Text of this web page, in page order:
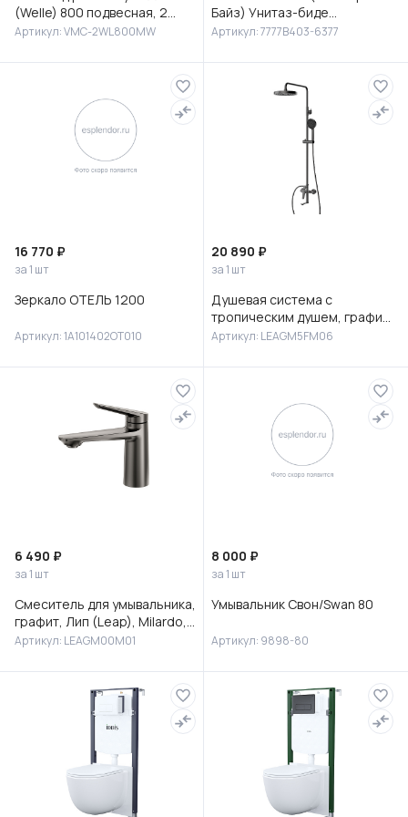
(Welle) 800 подвесная, 2
выкатных ящика микролифт,
Артикул: VMC-2WL800MW
Байз) Унитаз-биде
подвесной, 7777B403-6377
Артикул: 7777B403-6377
16 770 ₽
за 1 шт
Зеркало ОТЕЛЬ 1200
Артикул: 1A101402OT010
20 890 ₽
за 1 шт
Душевая система с
тропическим душем, графит,
Лип (Leap), Milardo,
Артикул: LEAGM5FM06
6 490 ₽
за 1 шт
Смеситель для умывальника,
графит, Лип (Leap), Milardo,
LEAGM00M01
Артикул: LEAGM00M01
8 000 ₽
за 1 шт
Умывальник Свон/Swan 80
Артикул: 9898-80